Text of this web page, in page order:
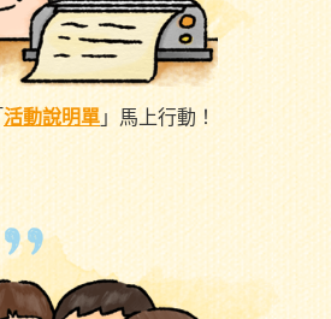
活動說明單 」馬上行動！